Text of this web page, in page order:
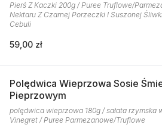
Pierś Z Kaczki 200g / Puree Truflowe/
Nektaru Z Czarnej Porzeczki I Suszonej
Cebuli
59,00 zł
Polędwica Wieprzowa Sosie
Pieprzowym
polędwica wieprzowa 180g / sałata rzymska
Vinegret / Puree Parmezanowe/Truflowe